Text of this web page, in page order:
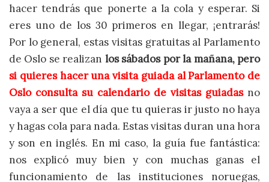
hacer tendrás que ponerte a la cola y esperar. Si
eres uno de los 30 primeros en llegar, ¡entrarás!
Por lo general, estas visitas gratuitas al Parlamento
de Oslo se realizan los sábados por la mañana, pero
si quieres hacer una visita guiada alParlamentode
Oslo consulta su calendario de visitas guiadasno
vaya a ser que el día que tu quieras ir justo no haya
y hagas cola para nada. Estas visitas duran una hora
y son en inglés. En mi caso, la guía fue fantástica:
nos explicó muy bien y con muchas ganas el
funcionamiento de las instituciones noruegas,